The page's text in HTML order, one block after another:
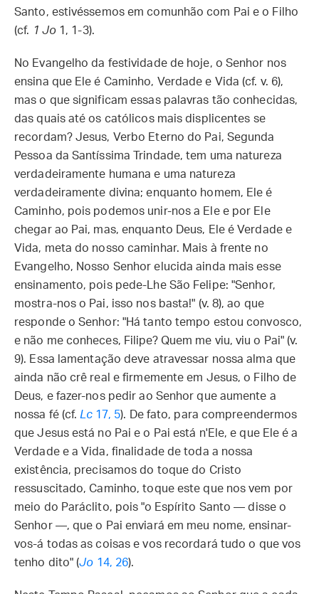
Santo, estivéssemos em comunhão com Pai e o Filho
(cf. 1 Jo1, 1-3).
No Evangelho da festividade de hoje, o Senhor nos
ensina que Ele é Caminho, Verdade e Vida (cf. v. 6),
mas o que significam essas palavras tão conhecidas,
das quais até os católicos mais displicentes se
recordam? Jesus, Verbo Eterno do Pai, Segunda
Pessoa da Santíssima Trindade, tem uma natureza
verdadeiramente humana e uma natureza
verdadeiramente divina; enquanto homem, Ele é
Caminho, pois podemos unir-nos a Ele e por Ele
chegar ao Pai, mas, enquanto Deus, Ele é Verdade e
Vida, meta do nosso caminhar. Mais à frente no
Evangelho, Nosso Senhor elucida ainda mais esse
ensinamento, pois pede-Lhe São Felipe: "Senhor,
mostra-nos o Pai, isso nos basta!" (v. 8), ao que
responde o Senhor: "Há tanto tempo estou convosco,
e não me conheces, Filipe? Quem me viu, viu o Pai" (v.
9). Essa lamentação deve atravessar nossa alma que
ainda não crê real e firmemente em Jesus, o Filho de
Deus, e fazer-nos pedir ao Senhor que aumente a
nossa fé (cf. Lc17, 5). De fato, para compreendermos
que Jesus está no Pai e o Pai está n'Ele, e que Ele é a
Verdade e a Vida, finalidade de toda a nossa
existência, precisamos do toque do Cristo
ressuscitado, Caminho, toque este que nos vem por
meio do Paráclito, pois "o Espírito Santo — disse o
Senhor —, que o Pai enviará em meu nome, ensinar-
vos-á todas as coisas e vos recordará tudo o que vos
tenho dito" (Jo 14, 26).